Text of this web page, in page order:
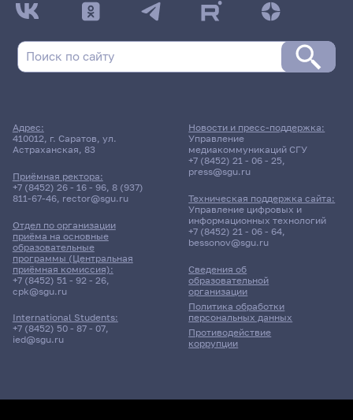
Адрес:
410012, г. Саратов, ул.
Астраханская, 83
Приёмная ректора:
+7 (8452) 26 - 16 - 96, 8 (937)
811-67-46, rector@sgu.ru
Отдел по организации
приёма на основные
образовательные
программы (Центральная
приёмная комиссия):
+7 (8452) 51 - 92 - 26,
cpk@sgu.ru
International Students:
+7 (8452) 50 - 87 - 07,
ied@sgu.ru
Сведения об
образовательной
организации
Политика обработки
персональных данных
Противодействие
коррупции
Новости и пресс-поддержка:
Управление
медиакоммуникаций СГУ
+7 (8452) 21 - 06 - 25,
press@sgu.ru
Техническая поддержка сайта:
Управление цифровых и
информационных технологий
+7 (8452) 21 - 06 - 64,
bessonov@sgu.ru